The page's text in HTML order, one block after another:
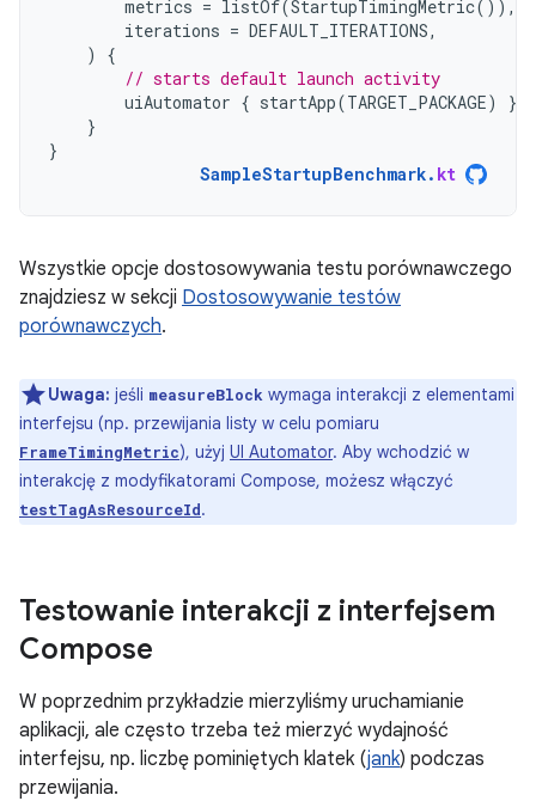
metrics = listOf(StartupTimingMetric()),
iterations = DEFAULT_ITERATIONS,
)
{
// starts default launch activity
uiAutomator { startApp(TARGET_PACKAGE)
}
}
}
SampleStartupBenchmark. kt
Wszystkie opcje dostosowywania testu porównawczego
znajdziesz w sekcji Dostosowywanie testów
porównawczych.
Uwaga: jeśli measureBlock wymaga interakcji z elementami
interfejsu (np. przewijania listy w celu pomiaru
FrameTimingMetric), użyj UI Automator. Aby wchodzić w
interakcję z modyfikatorami Compose, możesz włączyć
testTagAsResourceId.
Testowanie interakcji z interfejsem
Compose
W poprzednim przykładzie mierzyliśmy uruchamianie
aplikacji, ale często trzeba też mierzyć wydajność
interfejsu, np. liczbę pominiętych klatek (jank) podczas
przewijania.